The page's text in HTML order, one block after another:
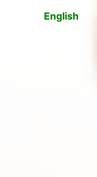
English